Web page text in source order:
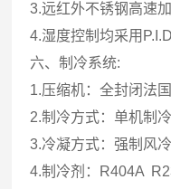
3.远红外不锈钢高速
4.湿度控制均采用
六、制冷系统:
1.压缩机：全封闭法
2.制冷方式：单机制
3.冷凝方式：强制风
4.制冷剂：R404A